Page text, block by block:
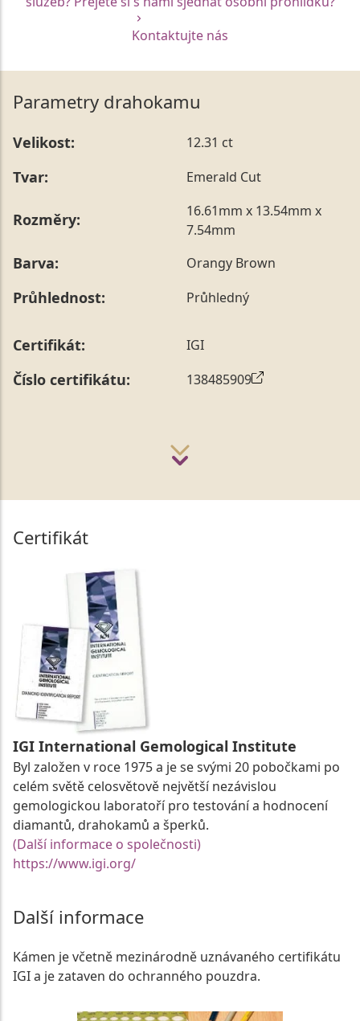
Kontaktujte nás
Parametry drahokamu
Velikost: 12.31 ct
Tvar: Emerald Cut
Rozměry:
16.61mm x 13.54mm x
7.54mm
Barva: Orangy Brown
Průhlednost: Průhledný
Certifikát: IGI
Číslo certifikátu: 138485909
Certifikát
IGI International Gemological Institute
Byl založen v roce 1975 a je se svými 20 pobočkami po
celém světě celosvětově největší nezávislou
gemologickou laboratoří pro testování a hodnocení
diamantů, drahokamů a šperků.
(Další informace o společnosti)
https://www.igi.org/
Další informace
Kámen je včetně mezinárodně uznávaného certifikátu
IGI a je zataven do ochranného pouzdra.